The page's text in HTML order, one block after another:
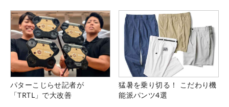
パターこじらせ記者が
「TRTL」で大改善
猛暑を乗り切る！ こだわり機
能派パンツ4選